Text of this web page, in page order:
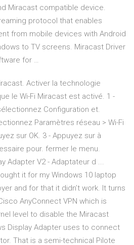
Miracast compatible device.
protocol that enables
from mobile devices with Android
to TV screens. Miracast Driver
for …
Activer la technologie
le Wi-Fi Miracast est activé. 1 -
Configuration et.
Paramètres réseau > Wi-Fi
sur OK. 3 - Appuyez sur à
pour. fermer le menu.
Adapter V2 - Adaptateur d ...
it for my Windows 10 laptop
and for that it didn’t work. It turns
AnyConnect VPN which is
level to disable the Miracast
Display Adapter uses to connect
That is a semi-technical Pilote